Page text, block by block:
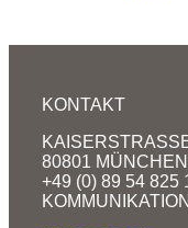
KONTAKT
80801 MÜNCHEN
+49 (0) 89 54 825